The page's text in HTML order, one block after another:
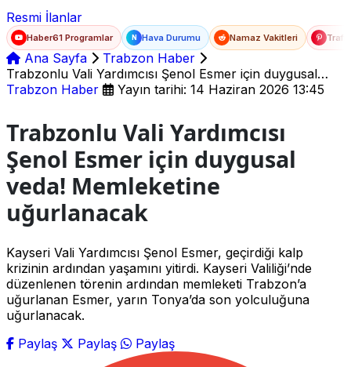
Resmi İlanlar
Haber61 Programlar N Hava Durumu Namaz Vakitleri
Ana Sayfa
Trabzon Haber
Trabzonlu Vali Yardımcısı Şenol Esmer için duygusal
veda! Memleketine uğurlanacak
Trabzon Haber Yayın tarihi: 14 Haziran 2026 13:45
Trabzonlu Vali Yardımcısı
Şenol Esmer için duygusal
veda! Memleketine
uğurlanacak
Kayseri Vali Yardımcısı Şenol Esmer, geçirdiği kalp
krizinin ardından yaşamını yitirdi. Kayseri Valiliği’nde
düzenlenen törenin ardından memleketi Trabzon’a
uğurlanan Esmer, yarın Tonya’da son yolculuğuna
uğurlanacak.
Paylaş
Paylaş Paylaş